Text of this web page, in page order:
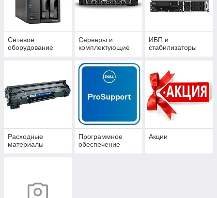
Сетевое
оборудование
Серверы и
комплектующие
ИБП и
стабилизаторы
Расходные
материалы
Программное
обеспечение
Акции